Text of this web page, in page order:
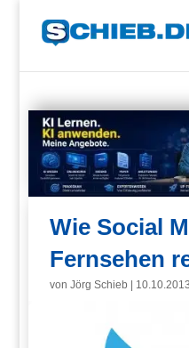
Wie Social
Fernsehen
vonJörg Schieb 10.10.2013